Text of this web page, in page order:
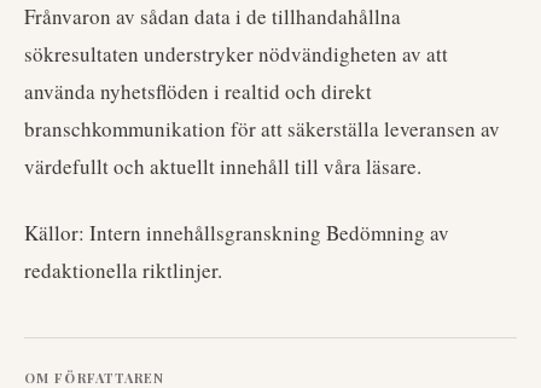
Frånvaron av sådan data i de tillhandahållna
sökresultaten understryker nödvändigheten av att
använda nyhetsflöden i realtid och direkt
branschkommunikation för att säkerställa leveransen av
värdefullt och aktuellt innehåll till våra läsare.
Källor: Intern innehållsgranskning Bedömning av
redaktionella riktlinjer.
OM FÖRFATTAREN